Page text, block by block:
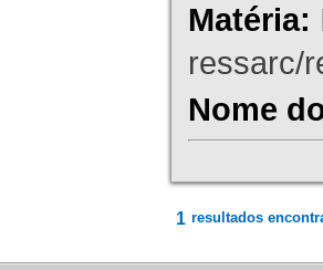
Matéria:
ressarc/
Nome
1 resultados